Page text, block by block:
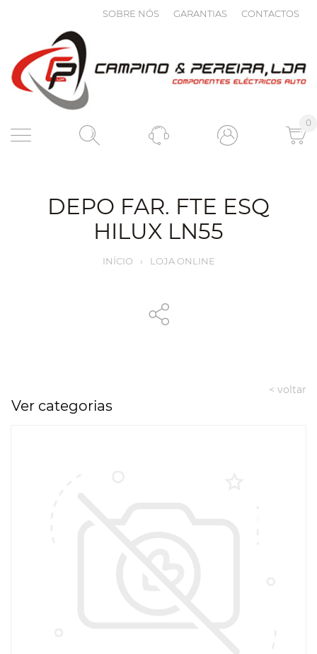
SOBRE NÓS GARANTIAS CONTACTOS
0
DEPO FAR. FTE ESQ
HILUX LN55
INÍCIO › LOJA ONLINE
< voltar
Ver categorias